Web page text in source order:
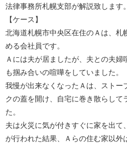
法律事務所札幌支部が解説致します。
【ケース】
北海道札幌市中央区在住のＡは、札
める会社員です。
Ａには夫が居ましたが、夫との夫婦
も掴み合いの喧嘩をしていました。
我慢が出来なくなったＡは、ストー
クの蓋を開け、自宅に巻き散らして
た。
夫は火災に気が付きすぐに家を出て
が行われた結果、Ａらの住む家以外